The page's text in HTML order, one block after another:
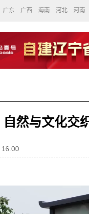
广东 广西 海南 河北 河南
然与文化交
16:00